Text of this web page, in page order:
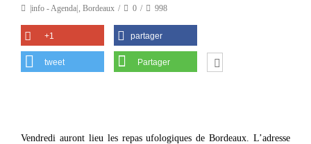
|info - Agenda| , Bordeaux 0 998
+1 partager
tweet Partager
Vendredi auront lieu les repas ufologiques de Bordeaux. L’adresse